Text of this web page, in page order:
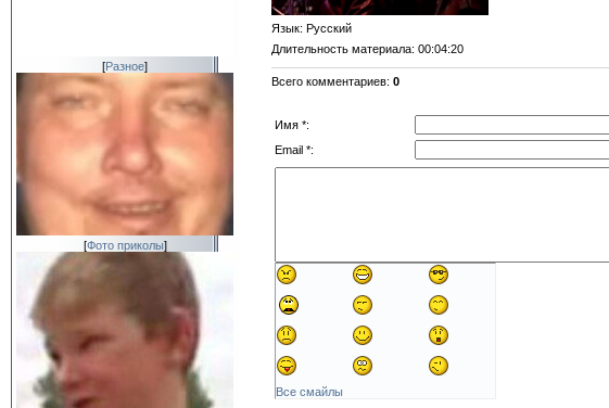
[Разное]
[Фото приколы]
Язык: Русский
Длительность материала: 00:04:20
Всего комментариев: 0
Имя *:
Email *:
Все смайлы